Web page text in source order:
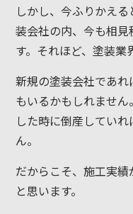
しかし、今ふりかえ
装会社の内、今も相
す。それほど、塗装業
新規の塗装会社であ
もいるかもしれませ
した時に倒産してい
ん。
だからこそ、施工実
と思います。